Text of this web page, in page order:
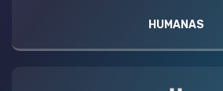
HUMANAS